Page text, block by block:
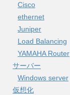
Cisco
ethernet
Juniper
Load Balancing
YAMAHA Router
サーバー
Windows server
仮想化